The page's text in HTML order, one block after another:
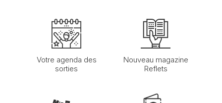
Votre agenda des
sorties
Nouveau magazine
Reflets